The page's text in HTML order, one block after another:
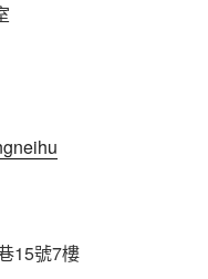
15號7樓